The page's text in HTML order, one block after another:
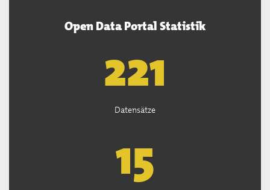
Open Data Portal Statistik
222
Datensätze
15